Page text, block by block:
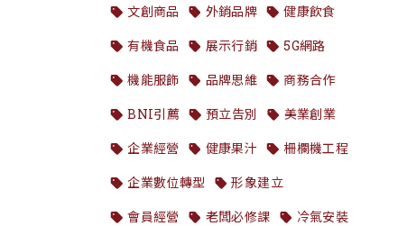
文創商品
外銷品牌
健康飲食
有機食品
展示行銷
5G網路
機能服飾
品牌思維
商務合作
BNI引薦
預立告別
美業創業
企業經營
健康果汁
柵欄機工程
企業數位轉型
形象建立
會員經營
老闆必修課
冷氣安裝